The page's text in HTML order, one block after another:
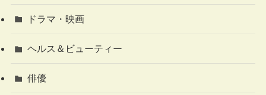
ドラマ・映画
ヘルス＆ビューティー
俳優